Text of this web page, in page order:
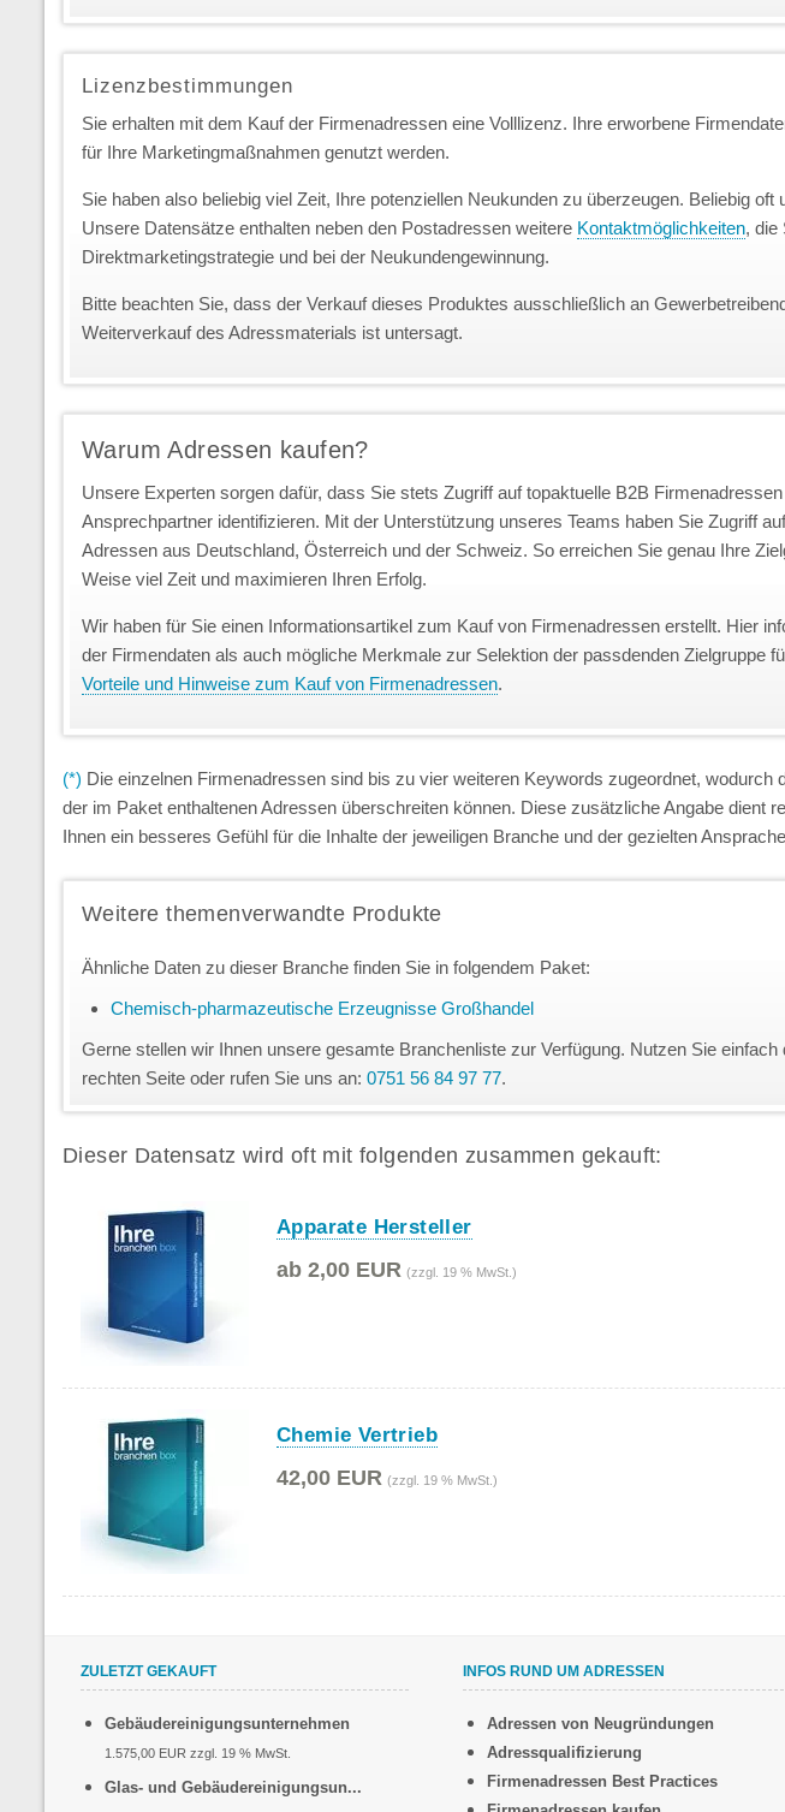
Lizenzbestimmungen
Sie erhalten mit dem Kauf der Firmenadressen eine Volllizenz. Ihre erworbene
für Ihre Marketingmaßnahmen genutzt werden.
Sie haben also beliebig viel Zeit, Ihre potenziellen Neukunden zu überzeugen. Beliebig oft
Unsere Datensätze enthalten neben den Postadressen weitere Kontaktmöglichkeiten, die
Direktmarketingstrategie und bei der Neukundengewinnung.
Bitte beachten Sie, dass der Verkauf dieses Produktes ausschließlich an
Weiterverkauf des Adressmaterials ist untersagt.
Warum Adressen kaufen?
Unsere Experten sorgen dafür, dass Sie stets Zugriff auf topaktuelle B2B
Ansprechpartner identifizieren. Mit der Unterstützung unseres Teams haben Sie Zugriff
Adressen aus Deutschland, Österreich und der Schweiz. So erreichen Sie genau Ihre
Weise viel Zeit und maximieren Ihren Erfolg.
Wir haben für Sie einen Informationsartikel zum Kauf von Firmenadressen erstellt. Hier
der Firmendaten als auch mögliche Merkmale zur Selektion der passdenden Zielgruppe
Vorteile und Hinweise zum Kauf von Firmenadressen.
(*) Die einzelnen Firmenadressen sind bis zu vier weiteren Keywords zugeordnet, wodurch
der im Paket enthaltenen Adressen überschreiten können. Diese zusätzliche Angabe dient
Ihnen ein besseres Gefühl für die Inhalte der jeweiligen Branche und der gezielten
Weitere themenverwandte Produkte
Ähnliche Daten zu dieser Branche finden Sie in folgendem Paket:
Chemisch-pharmazeutische Erzeugnisse Großhandel
Gerne stellen wir Ihnen unsere gesamte Branchenliste zur Verfügung. Nutzen Sie
rechten Seite oder rufen Sie uns an: 0751 56 84 97 77.
Dieser Datensatz wird oft mit folgenden zusammen gekauft:
Apparate Hersteller
ab 2,00 EUR (zzgl. 19 % MwSt.)
Chemie Vertrieb
42,00 EUR (zzgl. 19 % MwSt.)
ZULETZT GEKAUFT
Gebäudereinigungsunternehmen
1.575,00 EUR zzgl. 19 % MwSt.
Glas- und Gebäudereinigungsun...
INFOS RUND UM ADRESSEN
Adressen von Neugründungen
Adressqualifizierung
Firmenadressen Best Practices